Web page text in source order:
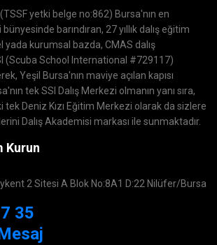
yetki belge no:862) Bursa'nın en
barındıran, 27 yıllık dalış eğitim
yada kurumsal bazda, CMAS dalış
(Scuba School International #729117)
Yeşil Bursa'nın maviye açılan kapısı
tek SSI Dalış Merkezi olmanın yanı sıra,
Deniz Kızı Eğitim Merkezi olarak da sizlere
Dalış Akademisi markası ile sunmaktadır.
Kurun
2 Sitesi A Blok No:8A1 D:22 Nilüfer/Bursa
35